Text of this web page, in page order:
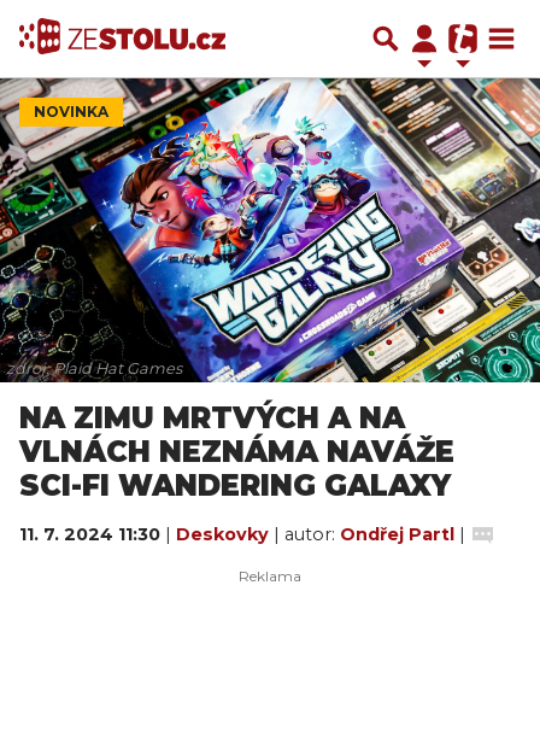
NOVINKA
zdroj: Plaid Hat Games
NA ZIMU MRTVÝCH A NA
VLNÁCH NEZNÁMA NAVÁŽE
SCI-FI WANDERING GALAXY
11. 7. 2024 11:30 | Deskovky | autor: Ondřej Partl |